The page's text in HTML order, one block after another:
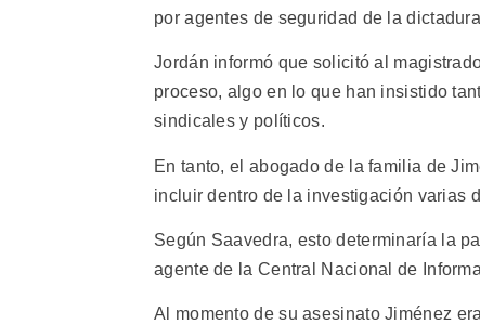
por agentes de seguridad de la
Jordán informó que solicitó al
proceso, algo en lo que han insistido
sindicales y políticos.
En tanto, el abogado de la familia de
incluir dentro de la investigación varias
Según Saavedra, esto determinaría la
agente de la Central Nacional de
Al momento de su asesinato Jiménez